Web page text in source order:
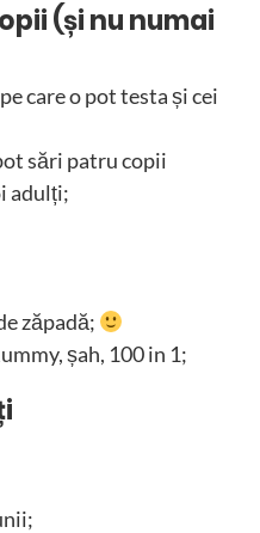
(și nu numai
care o pot testa și cei
sări patru copii
adulți;
zăpadă;
șah, 100 in 1;